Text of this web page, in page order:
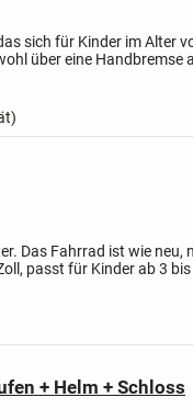
sich für Kinder im Alter
über eine Handbremse
Das Fahrrad ist wie neu,
passt für Kinder ab 3
+ Helm + Schloss